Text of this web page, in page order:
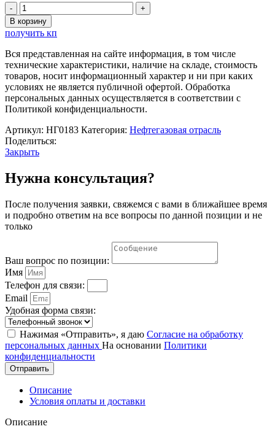
Количество
товара
Интерактивный
электрифицированный
стенд
"Инструмент
для
подземного
и
капитального
скважин"
с
макетными
В корзину
получить кп
Вся представленная на сайте информация, в том числе
технические характеристики, наличие на складе, стоимость
товаров, носит информационный характер и ни при каких
условиях не является публичной офертой. Обработка
персональных данных осуществляется в соответствии с
Политикой конфиденциальности.
Артикул: НГ0183 Категория: Нефтегазовая отрасль
Поделиться:
Закрыть
Нужна консультация?
После получения заявки, свяжемся с вами в ближайшее время
и подробно ответим на все вопросы по данной позиции и не
только
Ваш вопрос по позиции:
Имя
Телефон для связи:
Email
Удобная форма связи:
Нажимая «Отправить», я даю Согласие на обработку
персональных данных На основании Политики
конфиденциальности
Отправить
Описание
Условия оплаты и доставки
Описание